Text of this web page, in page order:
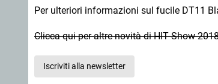
Per ulteriori informazioni sul fucile DT11
Clicca qui per altre novità di HIT Show
Iscriviti alla newsletter